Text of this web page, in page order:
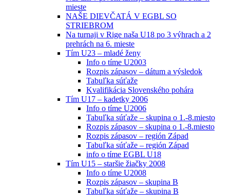
mieste
NAŠE DIEVČATÁ V EGBL SO
STRIEBROM
Na turnaji v Rige naša U18 po 3 výhrach a 2
prehrách na 6. mieste
Tím U23 – mladé ženy
Info o tíme U2003
Rozpis zápasov – dátum a výsledok
Tabuľka súťaže
Kvalifikácia Slovenského pohára
Tím U17 – kadetky 2006
Info o tíme U2006
Tabuľka súťaže – skupina o 1.-8.miesto
Rozpis zápasov – skupina o 1.-8.miesto
Rozpis zápasov – región Západ
Tabuľka súťaže – región Západ
info o tíme EGBL U18
Tím U15 – staršie žiačky 2008
Info o tíme U2008
Rozpis zápasov – skupina B
Tabuľka súťaže – skupina B